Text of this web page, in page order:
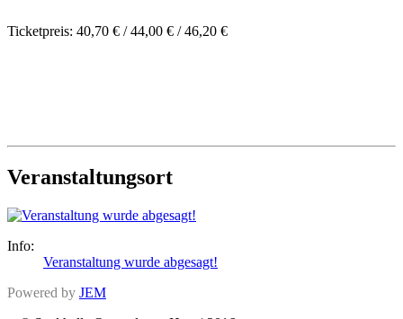
Ticketpreis: 40,70 € / 44,00 € / 46,20 €
Veranstaltungsort
Info:
Veranstaltung wurde abgesagt!
Powered by JEM